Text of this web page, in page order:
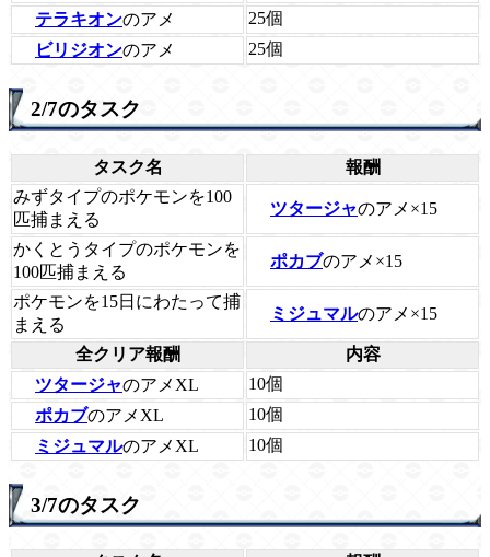
テラキオンのアメ
25個
ビリジオンのアメ 25個
2/7のタスク
タスク名
報酬
みずタイプのポケモンを100
匹捕まえる
ツタージャのアメ×15
かくとうタイプのポケモンを
100匹捕まえる
ポカブのアメ×15
ポケモンを15日にわたって捕
まえる
ミジュマルのアメ×15
全クリア報酬
内容
ツタージャのアメXL
10個
ポカブのアメXL
10個
ミジュマルのアメXL 10個
3/7のタスク